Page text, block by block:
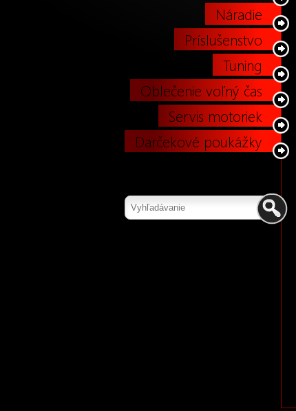
Náradie
Príslušenstvo
Tuning
Oblečenie voľný čas
Servis motoriek
Darčekové poukážky